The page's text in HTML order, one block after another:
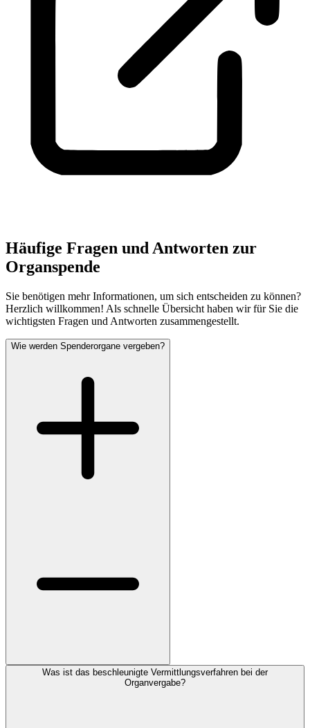
Häufige Fragen und Antworten zur
Organspende
Sie benötigen mehr Informationen, um sich entscheiden zu können?
Herzlich willkommen! Als schnelle Übersicht haben wir für Sie die
wichtigsten Fragen und Antworten zusammengestellt.
Wie werden Spenderorgane vergeben?
Was ist das beschleunigte Vermittlungsverfahren bei der
Organvergabe?